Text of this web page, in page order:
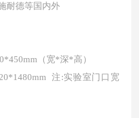
耐德等国内外
（宽*深*高）
注:实验室门口宽